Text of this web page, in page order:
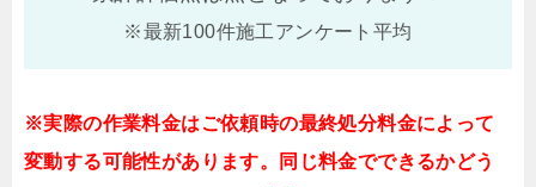
※最新100件施工アンケート平均
※実際の作業料金はご依頼時の最終処分料金によって
変動する可能性があります。同じ料金でできるかどう